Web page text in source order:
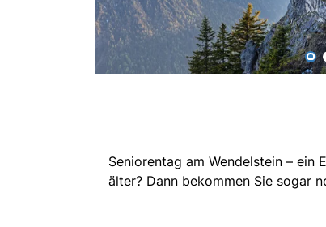
Seniorentag am Wendelstein – ein
älter? Dann bekommen Sie sogar